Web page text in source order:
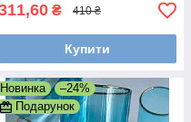
₴ 410 ₴
Купити
Новинка
–24%
Подарунок